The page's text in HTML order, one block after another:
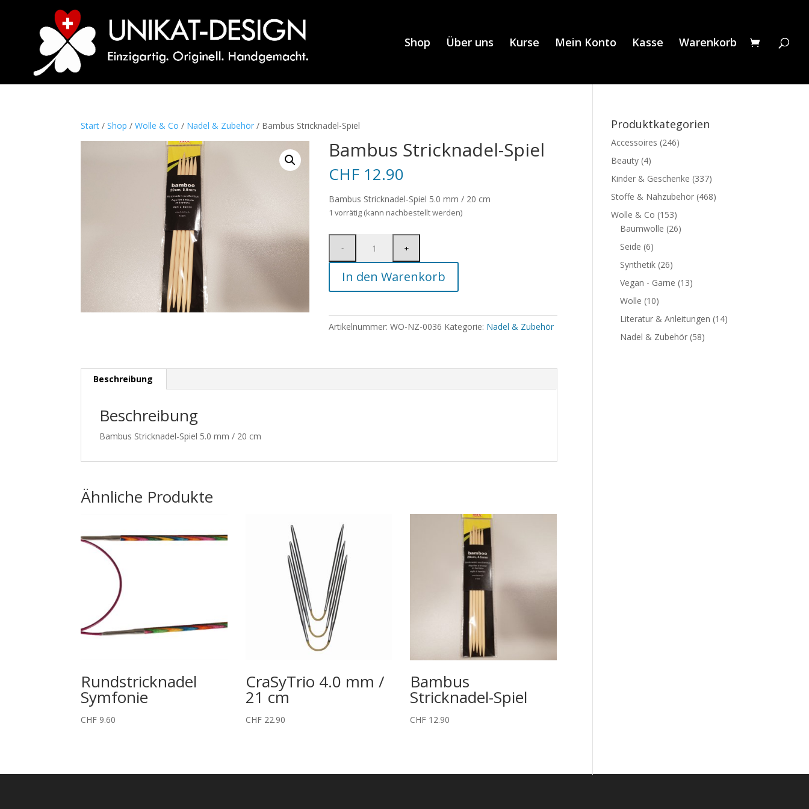
Shop Über uns Kurse Mein Konto Kasse Warenkorb
Start /Shop /Wolle & Co / Nadel & Zubehör / Bambus Stricknadel-Spiel
Bambus Stricknadel-Spiel
CHF 12.90
Bambus Stricknadel-Spiel 5.0 mm / 20 cm
1 vorrätig (kann nachbestellt werden)
In den Warenkorb
Artikelnummer:WO-NZ-0036 Kategorie: Nadel & Zubehör
Beschreibung
Beschreibung
Bambus Stricknadel-Spiel 5.0 mm / 20 cm
Ähnliche Produkte
Rundstricknadel
Symfonie
CHF 9.60
CraSyTrio 4.0 mm /
21 cm
CHF22.90
Bambus
Stricknadel-Spiel
CHF 12.90
Produktkategorien
Accessoires (246)
Beauty (4)
Kinder & Geschenke (337)
Stoffe & Nähzubehör (468)
Wolle & Co (153)
Baumwolle (26)
Seide (6)
Synthetik (26)
Vegan - Garne (13)
Wolle (10)
Literatur & Anleitungen (14)
Nadel & Zubehör (58)